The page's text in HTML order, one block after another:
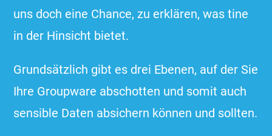
uns doch eine Chance, zu erklären, was tine
in der Hinsicht bietet.
Grundsätzlich gibt es drei Ebenen, auf der Sie
Ihre Groupware abschotten und somit auch
sensible Daten absichern können und sollten.